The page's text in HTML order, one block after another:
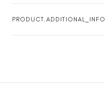
PRODUCT.ADDITIONAL_INFO